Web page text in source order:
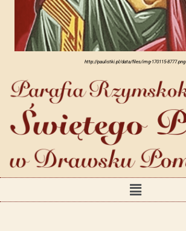
http://paulistki.pl/data/files/img-170115-8777.png